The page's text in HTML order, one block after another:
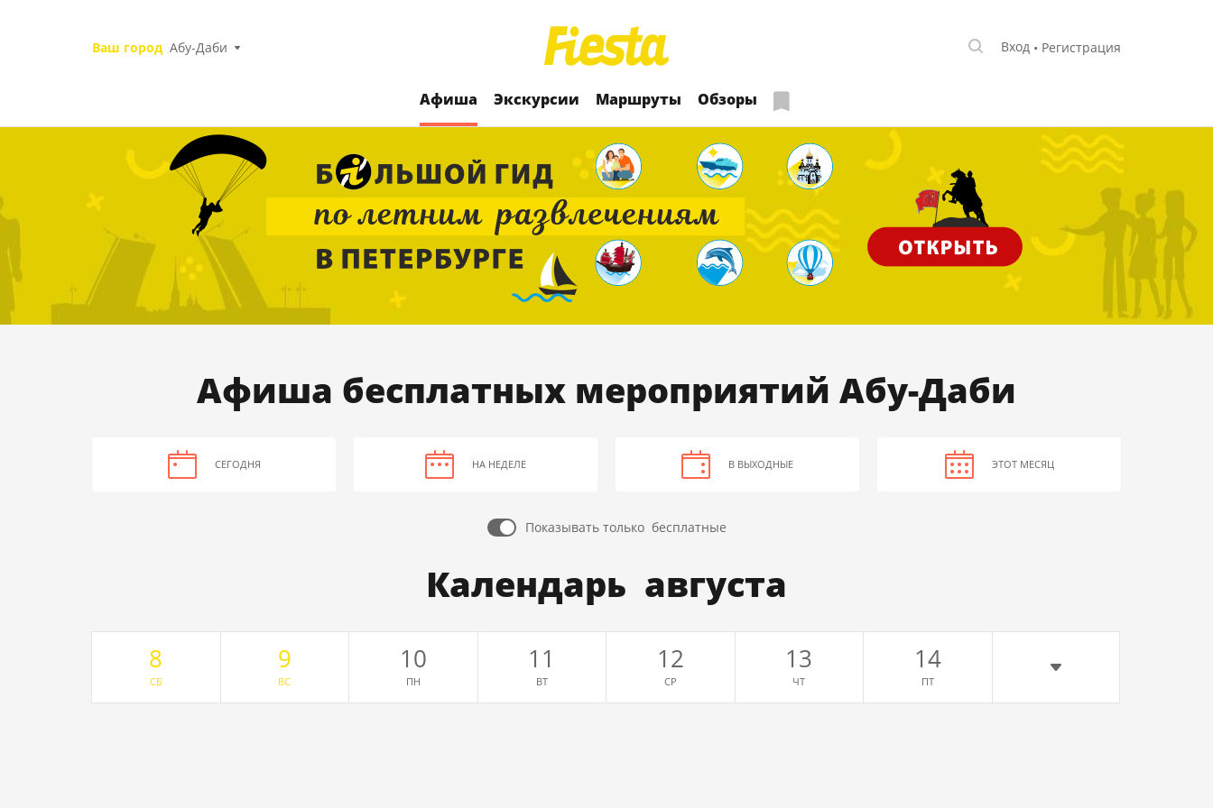
Ваш город Абу-Даби Вход Регистрация
Афиша Экскурсии Маршруты Обзоры
Афиша бесплатных мероприятий Абу-Даби
СЕГОДНЯ НА НЕДЕЛЕ В ВЫХОДНЫЕ ЭТОТ МЕСЯЦ
Показывать толькобесплатные
Календарь августа
8
СБ
9
ВС
10
ПН
11
ВТ
12
СР
13
ЧТ
14
ПТ